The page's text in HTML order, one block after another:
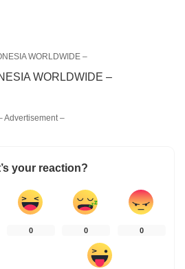
WORLDWIDE –
Advertisement –
your reaction?
0 0 0